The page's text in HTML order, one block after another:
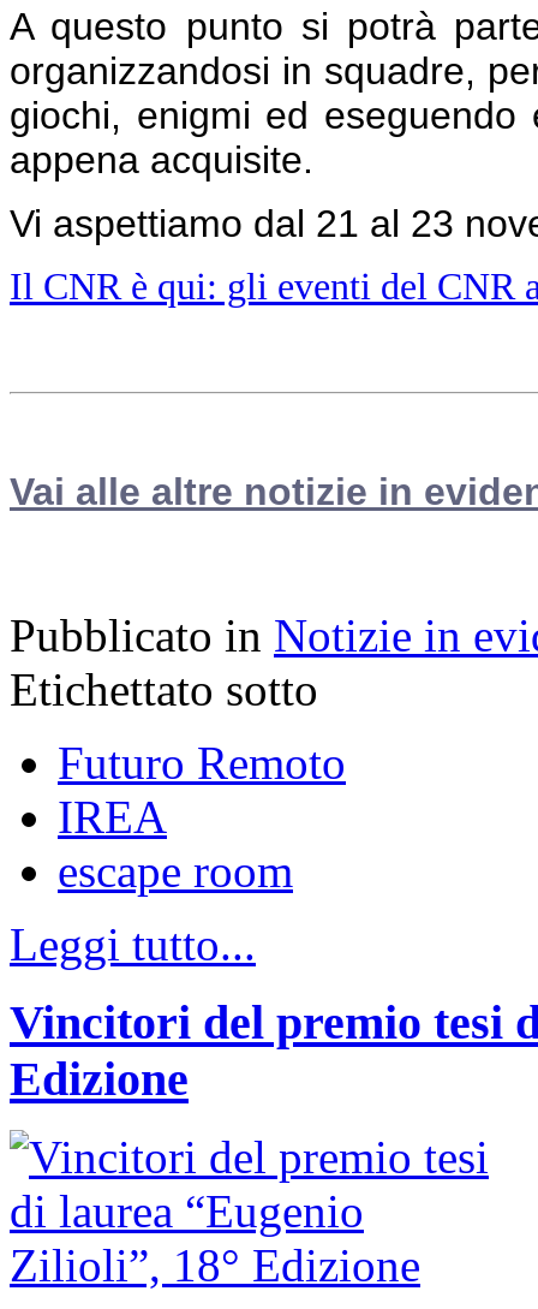
A questo punto si potrà
organizzandosi in squadre,
giochi, enigmi ed eseguendo
appena acquisite.
Vi aspettiamo dal 21 al 23
Il CNR è qui: gli eventi del CNR
Vai alle altre notizie in
Pubblicato in Notizie in
Etichettato sotto
Futuro Remoto
IREA
escape room
Leggi tutto...
Vincitori del premio tesi
Edizione